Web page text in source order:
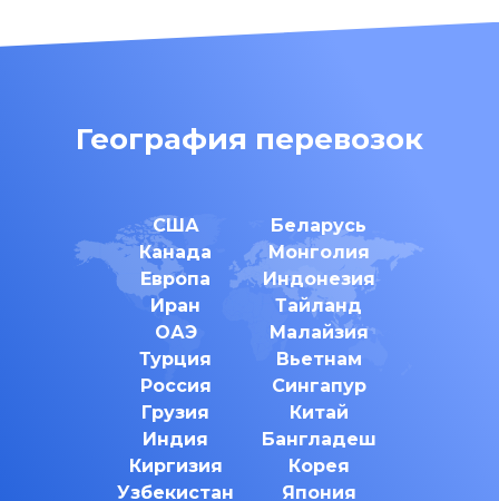
География перевозок
США
Канада
Европа
Иран
ОАЭ
Турция
Россия
Грузия
Индия
Киргизия
Узбекистан
Беларусь
Монголия
Индонезия
Тайланд
Малайзия
Вьетнам
Сингапур
Китай
Бангладеш
Корея
Япония